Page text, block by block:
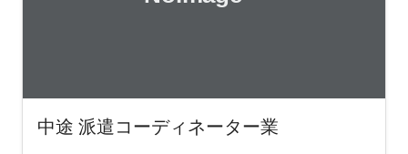
中途 派遣コーディネーター業